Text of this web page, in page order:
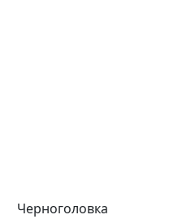
Черноголовка